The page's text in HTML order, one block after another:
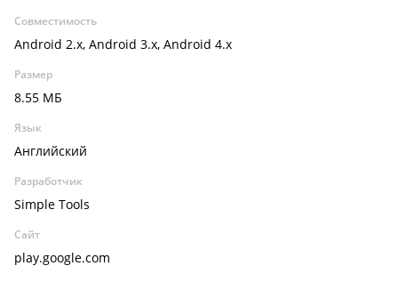
Совместимость
Android 2.x, Android 3.x, Android 4.x
Размер
8.55 МБ
Язык
Английский
Разработчик
Simple Tools
Сайт
play.google.com